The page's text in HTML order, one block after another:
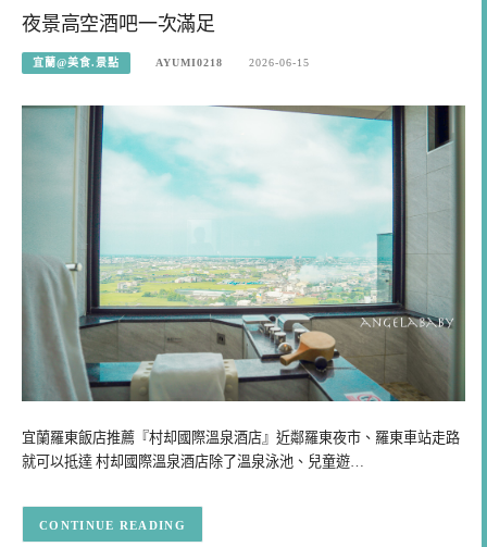
夜景高空酒吧一次滿足
宜蘭@美食.景點 AYUMI0218 2026-06-15
宜蘭羅東飯店推薦『村却國際溫泉酒店』近鄰羅東夜市、羅東車站走路
就可以抵達 村却國際溫泉酒店除了溫泉泳池、兒童遊…
CONTINUE READING